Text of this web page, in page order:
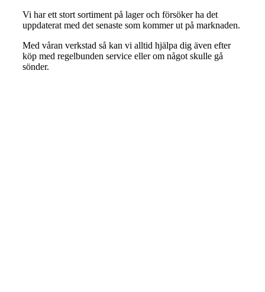
Vi har ett stort sortiment på lager och försöker ha det
uppdaterat med det senaste som kommer ut på marknaden.
Med våran verkstad så kan vi alltid hjälpa dig även efter
köp med regelbunden service eller om något skulle gå
sönder.